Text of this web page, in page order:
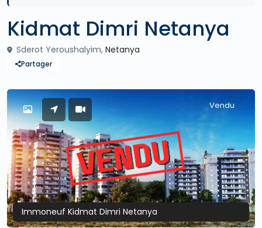
Kidmat Dimri Netanya
Sderot Yeroushalyim, Netanya
Partager
Vendu
Immoneuf Kidmat Dimri Netanya